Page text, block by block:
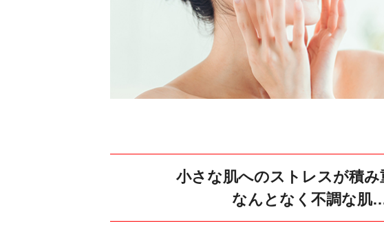
小さな肌へのストレスが積み
なんとなく不調な肌